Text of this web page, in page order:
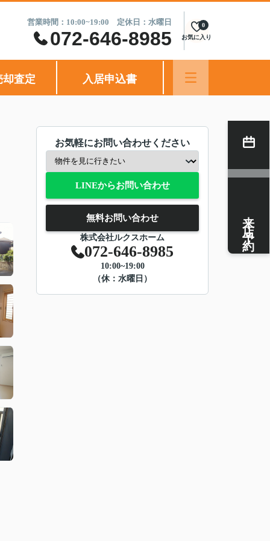
営業時間：10:00~19:00 定休日：水曜日
072-646-8985 お気に入り
0
却査定 入居申込書
お気軽にお問い合わせください
LINEからお問い合わせ
無料お問い合わせ
株式会社ルクスホーム
072-646-8985
10:00~19:00
（休：水曜日）
来店予約